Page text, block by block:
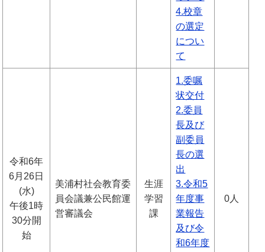
4.校章
の選定
につい
て
令和6年
6月26日
(水)
午後1時
30分開
始
美浦村社会教育委
員会議兼公民館運
営審議会
生涯
学習
課
1.委嘱
状交付
2.委員
長及び
副委員
長の選
出
3.令和5
年度事
業報告
及び令
和6年度
0人